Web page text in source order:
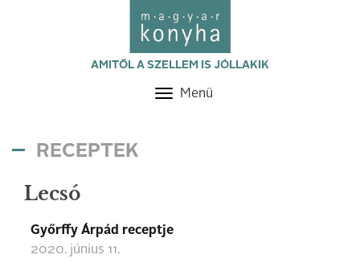
AMITŐL A SZELLEM IS JÓLLAKIK
Toggle
Menü
RECEPTEK
Lecsó
Győrffy Árpád receptje
2020. június 11.